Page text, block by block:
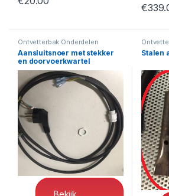
€
Ontvetterbak Onderdelen
Aansluitsnoer met stekker
en doorvoerkwartel
Ontvetterbak Onderdelen
Aansluitsnoer met stekker
en doorvoerkwartel
Bekijk
Stalen
Stalen